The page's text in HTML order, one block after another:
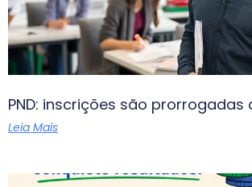
PND: inscrições são prorrogadas
Leia Mais